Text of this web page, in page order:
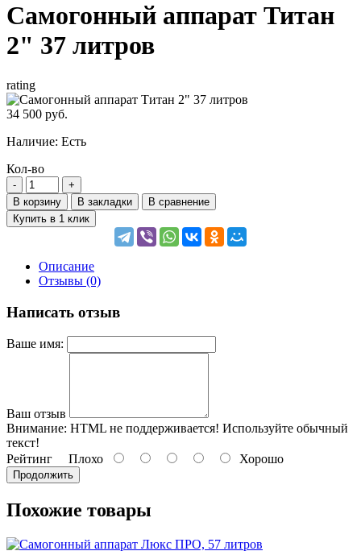
Самогонный аппарат Титан
2" 37 литров
rating
34 500 руб.
Наличие: Есть
Кол-во
В корзину В закладки
В сравнение
Купить в 1 клик
Описание
Отзывы (0)
Написать отзыв
Ваше имя:
Ваш отзыв
Внимание: HTML не поддерживается! Используйте обычный
текст!
Рейтинг Плохо Хорошо
Продолжить
Похожие товары